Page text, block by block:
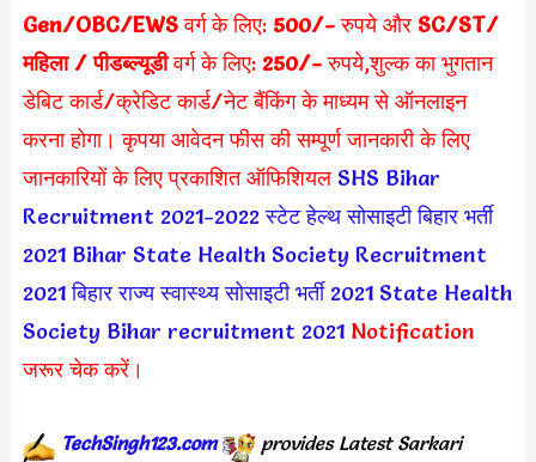
Gen/OBC/EWSवर्ग के लिए:500/-रुपये औरSC/ST/
महिला / पीडब्ल्यूडीवर्ग के लिए:250/-रुपये,शुल्क का भुगतान
डेबिट कार्ड/क्रेडिट कार्ड/नेट बैंकिंग के माध्यम से ऑनलाइन
करना होगा। कृपया आवेदन फीस की सम्पूर्ण जानकारी के लिए
जानकारियों के लिए प्रकाशित ऑफिशियल SHS Bihar
Recruitment 2021-2022 स्टेट हेल्थ सोसाइटी बिहार भर्ती
2021 Bihar State Health Society Recruitment
2021 बिहार राज्य स्वास्थ्य सोसाइटी भर्ती 2021 State Health
Society Bihar recruitment 2021Notification
जरूर चेक करें।
TechSingh123.com
provides Latest Sarkari